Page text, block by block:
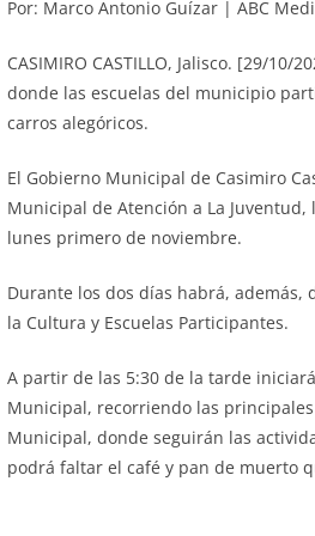
Por: Marco Antonio Guízar | ABC
CASIMIRO CASTILLO, Jalisco. [29/
donde las escuelas del municipio
carros alegóricos.
El Gobierno Municipal de Casimiro
Municipal de Atención a La
lunes primero de noviembre.
Durante los dos días habrá, además,
la Cultura y Escuelas Participantes.
A partir de las 5:30 de la tarde
Municipal, recorriendo las
Municipal, donde seguirán las
podrá faltar el café y pan de muerto